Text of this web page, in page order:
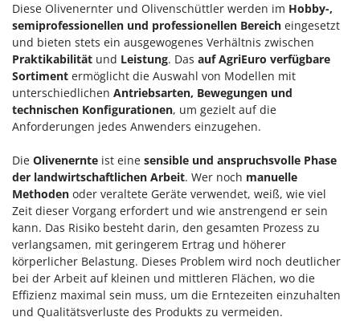
Diese Olivenernter und Olivenschüttler werden im Hobby-,
semiprofessionellen und professionellen Bereich eingesetzt
und bieten stets ein ausgewogenes Verhältnis zwischen
Praktikabilität und Leistung. Das auf AgriEuro verfügbare
Sortiment ermöglicht die Auswahl von Modellen mit
unterschiedlichen Antriebsarten, Bewegungen und
technischen Konfigurationen, um gezielt auf die
Anforderungen jedes Anwenders einzugehen.
Die Olivenernte ist eine sensible und anspruchsvolle Phase
der landwirtschaftlichen Arbeit. Wer noch manuelle
Methoden oder veraltete Geräte verwendet, weiß, wie viel
Zeit dieser Vorgang erfordert und wie anstrengend er sein
kann. Das Risiko besteht darin, den gesamten Prozess zu
verlangsamen, mit geringerem Ertrag und höherer
körperlicher Belastung. Dieses Problem wird noch deutlicher
bei der Arbeit auf kleinen und mittleren Flächen, wo die
Effizienz maximal sein muss, um die Erntezeiten einzuhalten
und Qualitätsverluste des Produkts zu vermeiden.